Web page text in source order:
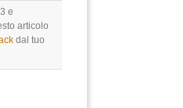
e
articolo
dal tuo